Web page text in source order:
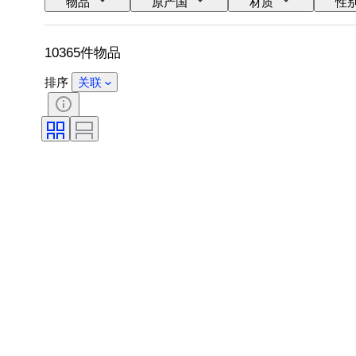
语言
颜色 表芯 表带
10365件物品
排序 关联